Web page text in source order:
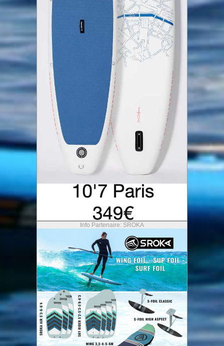
Info Partenaire: SROKA